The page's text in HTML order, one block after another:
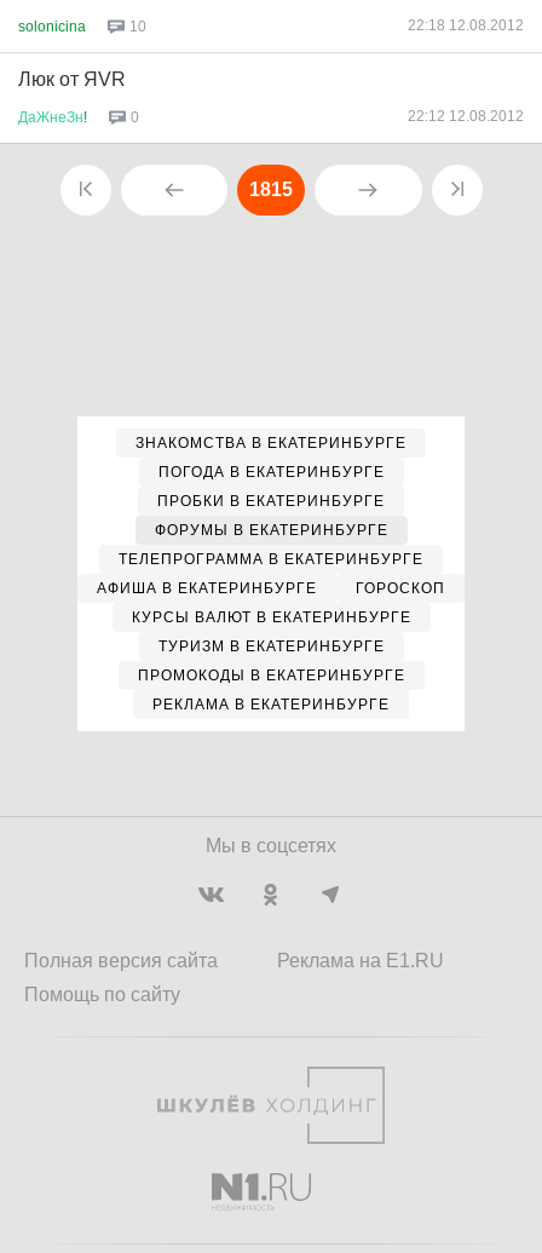
solonicina 10 22:18 12.08.2012
Люк от ЯVR
ДаЖнеЗн! 0 22:12 12.08.2012
1815
ЗНАКОМСТВА В ЕКАТЕРИНБУРГЕ
ПОГОДА В ЕКАТЕРИНБУРГЕ
ПРОБКИ В ЕКАТЕРИНБУРГЕ
ФОРУМЫ В ЕКАТЕРИНБУРГЕ
ТЕЛЕПРОГРАММА В ЕКАТЕРИНБУРГЕ
АФИША В ЕКАТЕРИНБУРГЕ
ГОРОСКОП
КУРСЫ ВАЛЮТ В ЕКАТЕРИНБУРГЕ
ТУРИЗМ В ЕКАТЕРИНБУРГЕ
ПРОМОКОДЫ В ЕКАТЕРИНБУРГЕ
РЕКЛАМА В ЕКАТЕРИНБУРГЕ
Мы в соцсетях
Полная версия сайта
Помощь по сайту
Реклама на E1.RU